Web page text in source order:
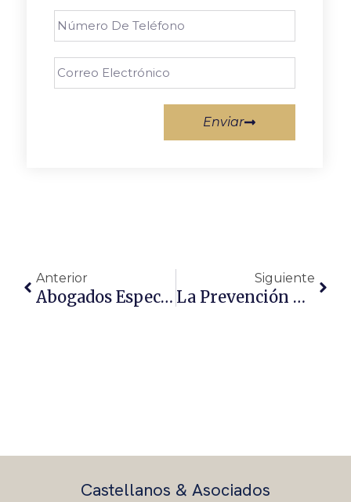
Enviar
Anterior
Abogados Especialistas En Derecho Laboral En Toledo Y Cuenca
Siguiente
La Prevención De Riesgos Laborales En La Guardia Civil: Por Qué Debe Decidir La Jurisdicción Social.
Castellanos & Asociados